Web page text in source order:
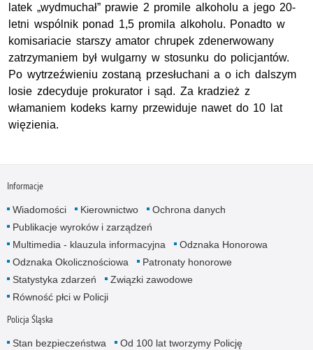
latek „wydmuchał” prawie 2 promile alkoholu a jego 20-
letni wspólnik ponad 1,5 promila alkoholu. Ponadto w
komisariacie starszy amator chrupek zdenerwowany
zatrzymaniem był wulgarny w stosunku do policjantów.
Po wytrzeźwieniu zostaną przesłuchani a o ich dalszym
losie zdecyduje prokurator i sąd. Za kradzież z
włamaniem kodeks karny przewiduje nawet do 10 lat
więzienia.
Informacje
Wiadomości Kierownictwo
Ochrona danych
Publikacje wyroków i zarządzeń
Multimedia - klauzula informacyjna
Odznaka Honorowa
Odznaka Okolicznościowa
Patronaty honorowe
Statystyka zdarzeń
Związki zawodowe
Równość płci w Policji
Policja Śląska
Stan bezpieczeństwa
Od 100 lat tworzymy Policję